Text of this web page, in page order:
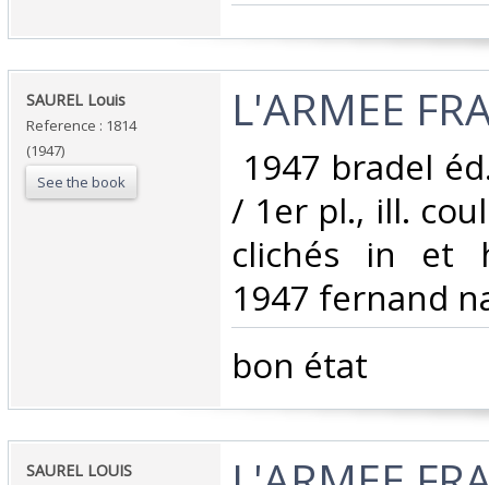
‎SAUREL Louis‎
Reference : 1814
(1947)
See the book
‎L'ARMEE
1947 bradel
/ 1er pl., ill.
clichés in et
1947 fernand
‎bon état ‎
‎SAUREL LOUIS ‎